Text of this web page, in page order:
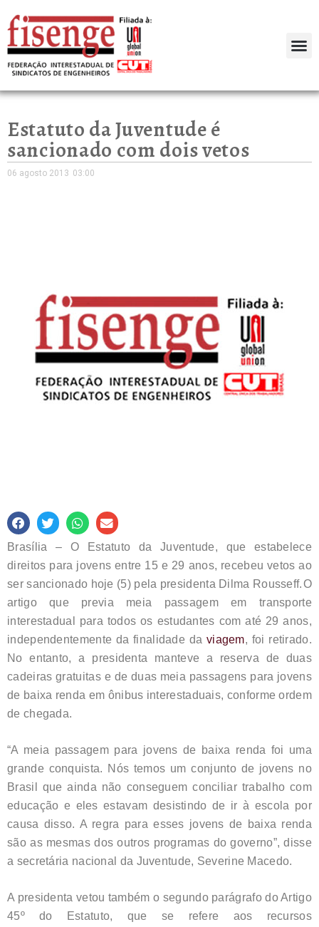
Estatuto da Juventude é
sancionado com dois vetos
06 agosto 2013 03:00
Brasília – O Estatuto da Juventude, que estabelece
direitos para jovens entre 15 e 29 anos, recebeu vetos ao
ser sancionado hoje (5) pela presidenta Dilma Rousseff.O
artigo que previa meia passagem em transporte
interestadual para todos os estudantes com até 29 anos,
independentemente da finalidade da viagem, foi retirado.
No entanto, a presidenta manteve a reserva de duas
cadeiras gratuitas e de duas meia passagens para jovens
de baixa renda em ônibus interestaduais, conforme ordem
de chegada.
“A meia passagem para jovens de baixa renda foi uma
grande conquista. Nós temos um conjunto de jovens no
Brasil que ainda não conseguem conciliar trabalho com
educação e eles estavam desistindo de ir à escola por
causa disso. A regra para esses jovens de baixa renda
são as mesmas dos outros programas do governo”, disse
a secretária nacional da Juventude, Severine Macedo.
A presidenta vetou também o segundo parágrafo do Artigo
45º do Estatuto, que se refere aos recursos